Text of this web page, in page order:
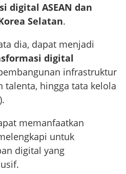
digital ASEAN dan
Selatan.
dia, dapat menjadi
digital
infrastruktur
talenta, hingga tata kelola
memanfaatkan
untuk
digital yang